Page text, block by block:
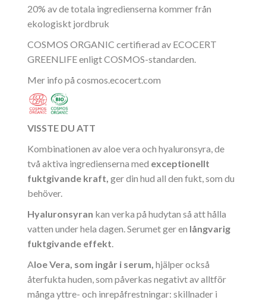
20% av de totala ingredienserna kommer från
ekologiskt jordbruk
COSMOS ORGANIC certifierad av ECOCERT
GREENLIFE enligt COSMOS-standarden.
Mer info på cosmos.ecocert.com
VISSTE DU ATT
Kombinationen av aloe vera och hyaluronsyra, de
två aktiva ingredienserna med exceptionellt
fuktgivande kraft, ger din hud all den fukt, som du
behöver.
Hyaluronsyran kan verka på hudytan så att hålla
vatten under hela dagen. Serumet ger en långvarig
fuktgivande effekt
Aloe Vera , som ingår i serum, hjälper också
återfukta huden, som påverkas negativt av alltför
många yttre- och inrepåfrestningar: skillnader i